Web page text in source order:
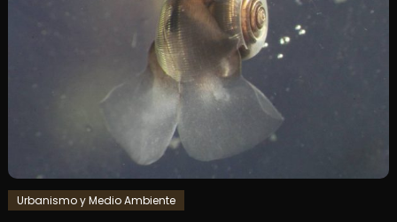
Urbanismo y Medio Ambiente